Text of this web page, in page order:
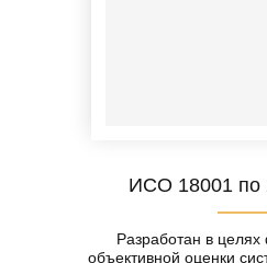
ИСО 18001 по
Разработан в
объективной оценки